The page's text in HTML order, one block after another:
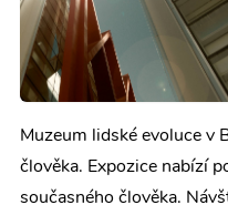
Muzeum lidské evoluce v
člověka. Expozice nabízí
současného člověka.